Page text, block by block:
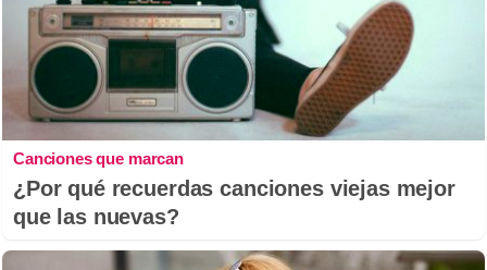
Canciones que marcan
¿Por qué recuerdas canciones viejas mejor
que las nuevas?